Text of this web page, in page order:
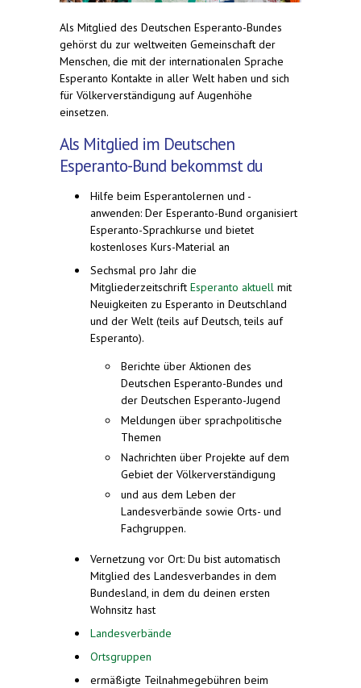
Als Mitglied des Deutschen Esperanto-Bundes
gehörst du zur weltweiten Gemeinschaft der
Menschen, die mit der internationalen Sprache
Esperanto Kontakte in aller Welt haben und sich
für Völkerverständigung auf Augenhöhe
einsetzen.
Als Mitglied im Deutschen
Esperanto-Bund bekommst du
Hilfe beim Esperantolernen und -
anwenden: Der Esperanto-Bund organisiert
Esperanto-Sprachkurse und bietet
kostenloses Kurs-Material an
Sechsmal pro Jahr die
Mitgliederzeitschrift Esperanto aktuell mit
Neuigkeiten zu Esperanto in Deutschland
und der Welt (teils auf Deutsch, teils auf
Esperanto).
Berichte über Aktionen des
Deutschen Esperanto-Bundes und
der Deutschen Esperanto-Jugend
Meldungen über sprachpolitische
Themen
Nachrichten über Projekte auf dem
Gebiet der Völkerverständigung
und aus dem Leben der
Landesverbände sowie Orts- und
Fachgruppen.
Vernetzung vor Ort: Du bist automatisch
Mitglied des Landesverbandes in dem
Bundesland, in dem du deinen ersten
Wohnsitz hast
Landesverbände
Ortsgruppen
ermäßigte Teilnahmegebühren beim